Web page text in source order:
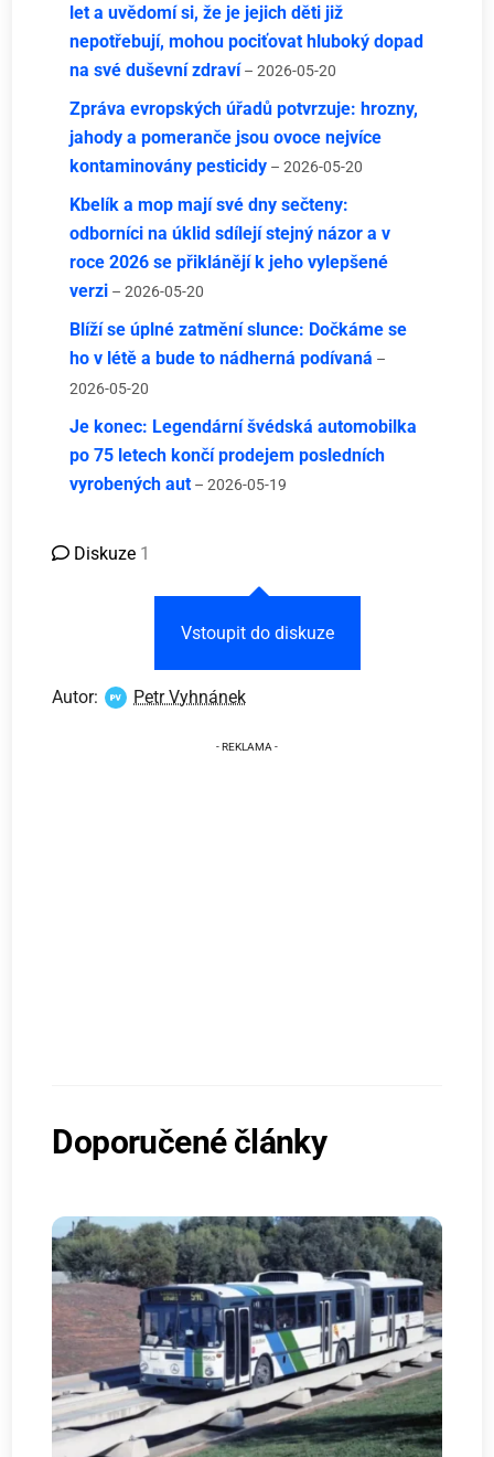
let a uvědomí si, že je jejich děti již
nepotřebují, mohou pociťovat hluboký dopad
na své duševní zdraví – 2026-05-20
Zpráva evropských úřadů potvrzuje: hrozny,
jahody a pomeranče jsou ovoce nejvíce
kontaminovány pesticidy – 2026-05-20
Kbelík a mop mají své dny sečteny:
odborníci na úklid sdílejí stejný názor a v
roce 2026 se přiklánějí k jeho vylepšené
verzi – 2026-05-20
Blíží se úplné zatmění slunce: Dočkáme se
ho v létě a bude to nádherná podívaná –
2026-05-20
Je konec: Legendární švédská automobilka
po 75 letech končí prodejem posledních
vyrobených aut – 2026-05-19
Diskuze 1
Vstoupit do diskuze
Autor: Petr Vyhnánek
Doporučené články